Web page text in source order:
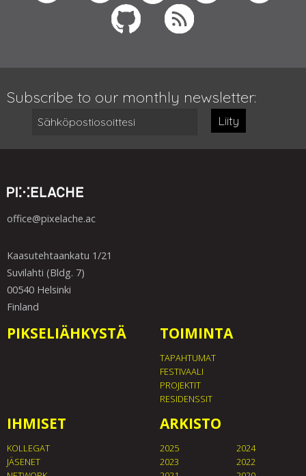
Subscribe to our monthly newsletter:
Liity
office@pixelache.ac
Kaasutehtaankatu 1/21
Suvilahti (Bldg. 7)
00540 Helsinki
Finland
PIKSELIÄHKYSTÄ TOIMINTA
TAPAHTUMAT
FESTIVAALI
PROJEKTIT
RESIDENSSIT
IHMISET
KOLLEGAT
JÄSENET
ARKISTO
2025
2024
2023
2022